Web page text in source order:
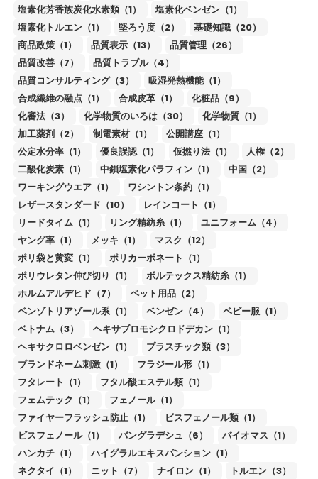
塩素化芳香族炭化水素類（1）
塩素化ベンゼン（1）
塩素化トルエン（1）
堅ろう度（2）
基礎知識（20）
商品政策（1）
品質表示（13）
品質管理（26）
品質改善（7）
品質トラブル（4）
品質コンサルティング（3）
吸湿発熱機能（1）
合成繊維の融点（1）
合成皮革（1）
化粧品（9）
化審法（3）
化学物質のいろは（30）
化学物質（1）
加工薬剤（2）
制電素材（1）
公開講座（1）
公定水分率（1）
優良誤認（1） 仮撚り法（1）
人権（2）
二酸化炭素（1）
中鎖塩素化パラフィン（1）
中国（2）
ワーキングウエア（1）
ワシントン条約（1）
レザースタンダード（10）
レインコート（1）
リードタイム（1）
リング精紡糸（1）
ユニフォーム（4）
ヤング率（1）
メッキ（1）
マスク（12）
ポリ袋と黄変（1）
ポリカーボネート（1）
ポリウレタン伸び切り（1）
ボルテックス精紡糸（1）
ホルムアルデヒド（7）
ペット用品（2）
ベンゾトリアゾール系（1）
ベンゼン（4）
ベビー服（1）
ベトナム（3）
ヘキサブロモシクロドデカン（1）
ヘキサクロロベンゼン（1）
プラスチック類（3）
ブランドネーム刺激（1）
フラジール形（1）
フタレート（1）
フタル酸エステル類（1）
フェムテック（1）
フェノール（1）
ファイヤーフラッシュ防止（1）
ビスフェノール類（1）
ビスフェノール（1）
バングラデシュ（6）
バイオマス（1）
ハンカチ（1）
ハイグラルエキスパンション（1）
ネクタイ（1）
ニット（7） ナイロン（1） トルエン（3）